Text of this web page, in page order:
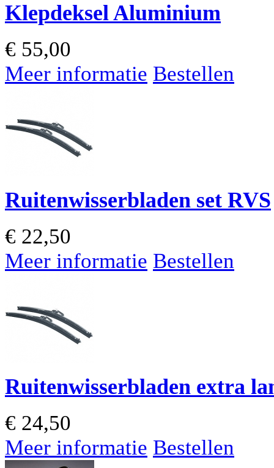
Klepdeksel Aluminium
€ 55,00
Meer informatie Bestellen
Ruitenwisserbladen set RVS
€ 22,50
Meer informatie Bestellen
Ruitenwisserbladen extra
€ 24,50
Meer informatie Bestellen